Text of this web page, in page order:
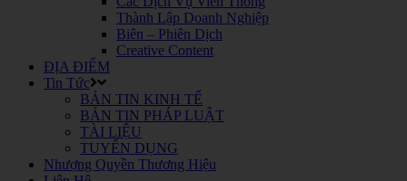
Thành Lập Doanh Nghiệp
Biên – Phiên Dịch
Creative Content
ĐỊA ĐIỂM
Tin Tức
BẢN TIN KINH TẾ
BẢN TIN PHÁP LUẬT
TÀI LIỆU
TUYỂN DỤNG
Nhượng Quyền Thương Hiệu